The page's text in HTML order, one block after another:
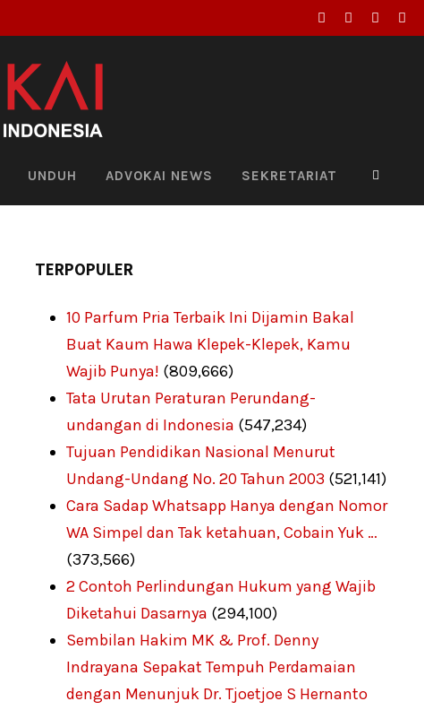
UNDUH ADVOKAI NEWS SEKRETARIAT
TERPOPULER
10 Parfum Pria Terbaik Ini Dijamin Bakal
Buat Kaum Hawa Klepek-Klepek, Kamu
Wajib Punya! (809,666)
Tata Urutan Peraturan Perundang-
undangan di Indonesia (547,234)
Tujuan Pendidikan Nasional Menurut
Undang-Undang No. 20 Tahun 2003 (521,141)
Cara Sadap Whatsapp Hanya dengan Nomor
WA Simpel dan Tak ketahuan, Cobain Yuk …
(373,566)
2 Contoh Perlindungan Hukum yang Wajib
Diketahui Dasarnya (294,100)
Sembilan Hakim MK & Prof. Denny
Indrayana Sepakat Tempuh Perdamaian
dengan Menunjuk Dr. Tjoetjoe S Hernanto